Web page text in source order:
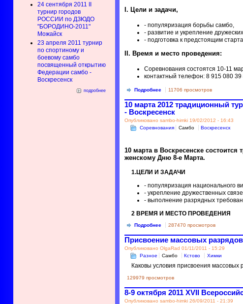
24 сентября 2011 II
турнир городов
РОССИИ по ДЗЮДО
"БОРОДИНО-2011"
Можайск
23 апреля 2011 турнир
по спортиному и
боевому самбо
посвященный открытию
Федерации самбо -
Воскресенск
подробнее
I. Цели и задачи,
- популяризация борьбы самбо,
- развитие и укрепление
- подготовка к предстоящим
II. Время и место проведения:
Соревнования состоятся 10-11
контактный телефон: 8 915 080
Подробнее 11706 просмотров
10 марта 2012 традиционный
- Воскресенск
Опубликовано sambo-himki 19/02/2012 - 16:43
Соревнования
Самбо Воскресенск
10 марта в Воскресенске
женскому Дню 8-е Марта.
1.ЦЕЛИ И ЗАДАЧИ
- популяризация национального
- укрепление дружественных
- выполнение разрядных
2 ВРЕМЯ И МЕСТО ПРОВЕДЕНИЯ
Подробнее 287470 просмотров
Присвоение массовых
Опубликовано OlgaRad 01/11/2011 - 15:29
Разное
Самбо Кстово Химки
Каковы условия присвоения
129979 просмотров
8-9 октября 2011 XVII
Опубликовано sambo-himki 26/09/2011 - 21:39